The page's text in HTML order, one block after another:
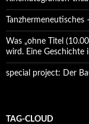
Was „ohne Titel
wird. Eine Geschichte
special project: Der
TAG-CLOUD